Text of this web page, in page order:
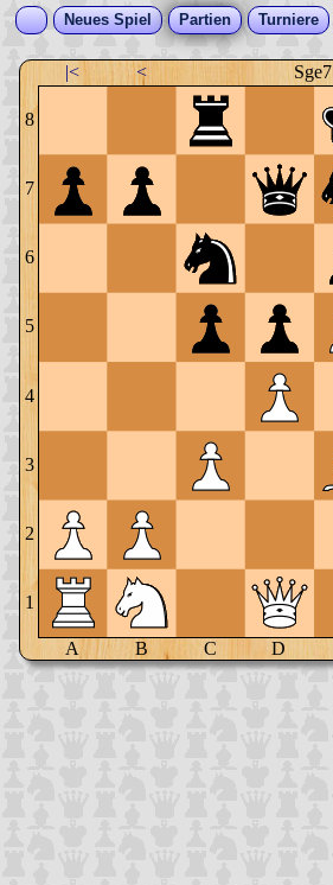
Neues Spiel Partien Turniere
|< < Sge7
8
7
6
5
4
3
2
1
A B C D